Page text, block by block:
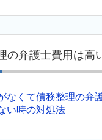
の弁護士費用は高
なくて債務整理の弁
い時の対処法